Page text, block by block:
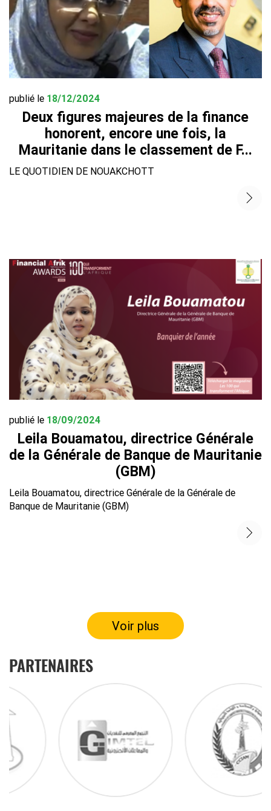
publié le 18/12/2024
Deux figures majeures de la finance
honorent, encore une fois, la
Mauritanie dans le classement de F...
LE QUOTIDIEN DE NOUAKCHOTT
publié le 18/09/2024
Leila Bouamatou, directrice Générale
de la Générale de Banque de Mauritanie
(GBM)
Leila Bouamatou, directrice Générale de la Générale de
Banque de Mauritanie (GBM)
Voir plus
PARTENAIRES